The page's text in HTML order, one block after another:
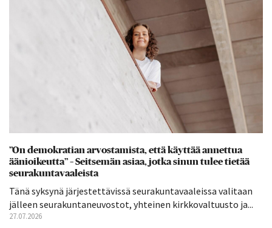
”On demokratian arvostamista, että käyttää annettua
äänioikeutta” – Seitsemän asiaa, jotka sinun tulee tietää
seurakuntavaaleista
Tänä syksynä järjestettävissä seurakuntavaaleissa valitaan
jälleen seurakuntaneuvostot, yhteinen kirkkovaltuusto ja...
27.07.2026